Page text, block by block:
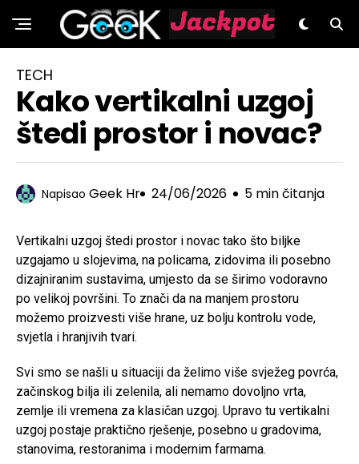
GeeK.hr
TECH
Kako vertikalni uzgoj
štedi prostor i novac?
Napisao Geek Hr 24/06/2026 5 min čitanja
Vertikalni uzgoj štedi prostor i novac tako što biljke
uzgajamo u slojevima, na policama, zidovima ili posebno
dizajniranim sustavima, umjesto da se širimo vodoravno
po velikoj površini. To znači da na manjem prostoru
možemo proizvesti više hrane, uz bolju kontrolu vode,
svjetla i hranjivih tvari.
Svi smo se našli u situaciji da želimo više svježeg povrća,
začinskog bilja ili zelenila, ali nemamo dovoljno vrta,
zemlje ili vremena za klasičan uzgoj. Upravo tu vertikalni
uzgoj postaje praktično rješenje, posebno u gradovima,
stanovima, restoranima i modernim farmama.